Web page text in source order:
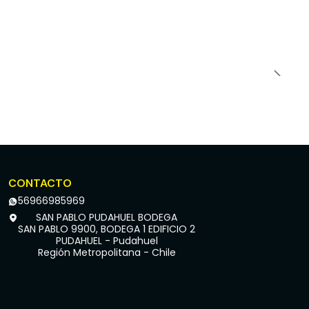
CONTACTO
56966985969
SAN PABLO PUDAHUEL BODEGA
SAN PABLO 9900, BODEGA 1 EDIFICIO 2
PUDAHUEL - Pudahuel
Región Metropolitana - Chile